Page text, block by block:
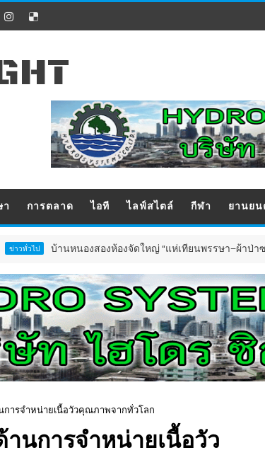
า การตลาด ไอที ไลฟ์สไตล์ กีฬา ยานยน
นหนองสองห้องจัดใหญ่ “แห่เทียนพรรษา–ผ้าป่าซาเล้งปลอดเห
การจำหน่ายเนื้อวัวคุณภาพจากทั่วโลก
นการจำหน่ายเนื้อวัว